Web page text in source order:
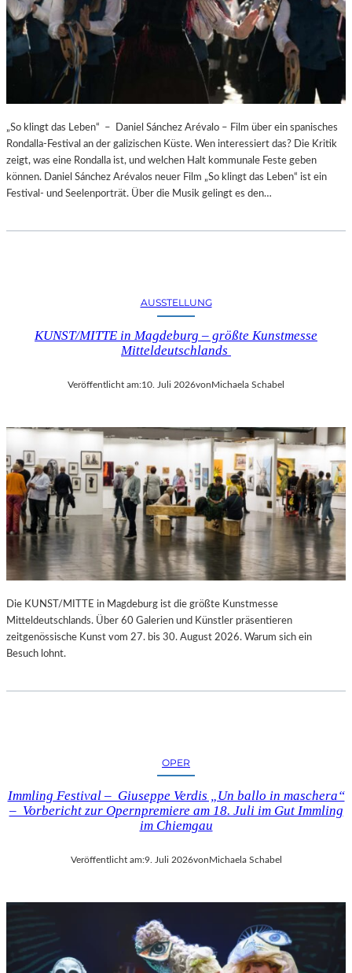
„So klingt das Leben“ – Daniel Sánchez Arévalo – Film über ein spanisches
Rondalla-Festival an der galizischen Küste. Wen interessiert das? Die Kritik
zeigt, was eine Rondalla ist, und welchen Halt kommunale Feste geben
können. Daniel Sánchez Arévalos neuer Film „So klingt das Leben“ ist ein
Festival- und Seelenporträt. Über die Musik gelingt es den…
AUSSTELLUNG
KUNST/MITTE in Magdeburg – größte Kunstmesse
Mitteldeutschlands
Veröffentlicht am:10. Juli 2026vonMichaela Schabel
Die KUNST/MITTE in Magdeburg ist die größte Kunstmesse
Mitteldeutschlands. Über 60 Galerien und Künstler präsentieren
zeitgenössische Kunst vom 27. bis 30. August 2026. Warum sich ein
Besuch lohnt.
OPER
Immling Festival – Giuseppe Verdis „Un ballo in maschera“
– Vorbericht zur Opernpremiere am 18. Juli im Gut Immling
im Chiemgau
Veröffentlicht am:9. Juli 2026vonMichaela Schabel